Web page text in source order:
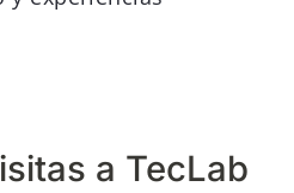
a TecLab